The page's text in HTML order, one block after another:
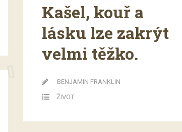
Kašel, kouř a
lásku lze zakrýt
velmi těžko.
BENJAMIN FRANKLIN
ŽIVOT